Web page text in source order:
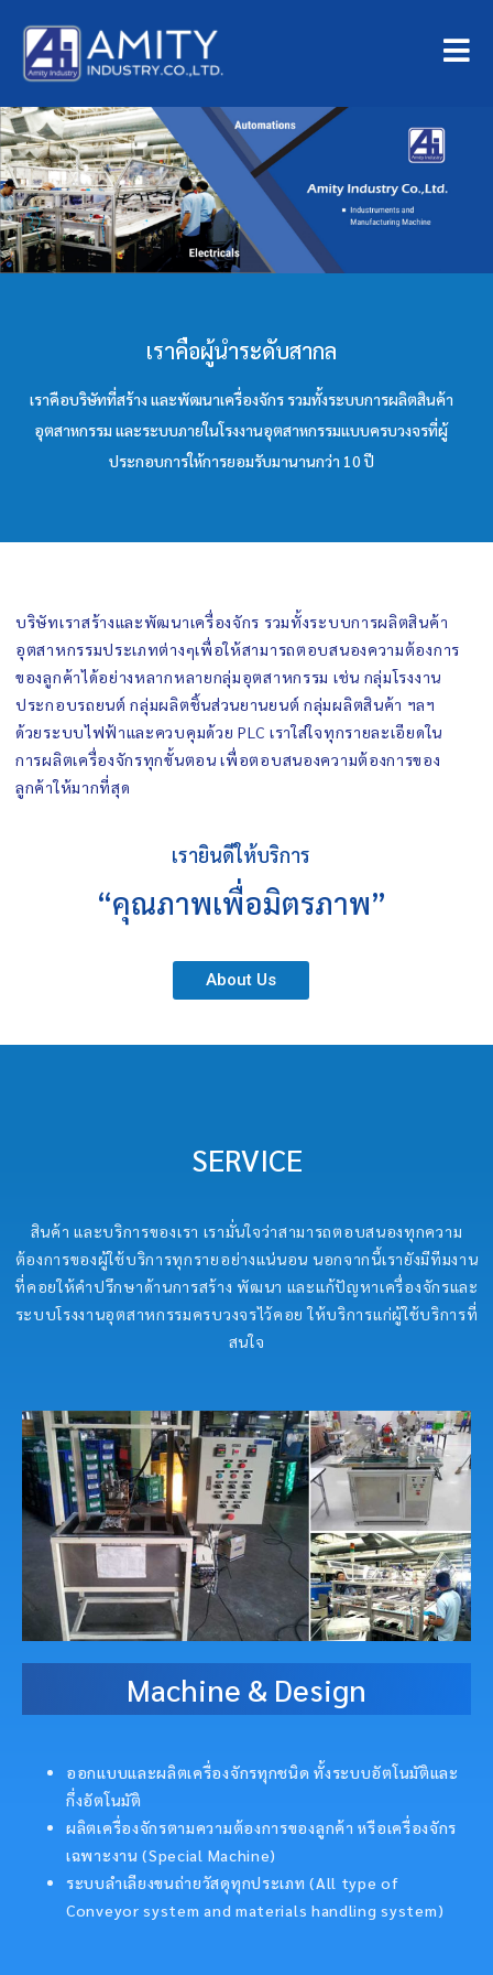
เราคือผู้นำระดับสากล
เราคือบริษัทที่สร้าง และพัฒนาเครื่องจักร รวมทั้งระบบการผลิตสินค้า
อุตสาหกรรม และระบบภายในโรงงานอุตสาหกรรมแบบครบวงจรที่ผู้
ประกอบการให้การยอมรับมานานกว่า 10 ปี
บริษัทเราสร้างและพัฒนาเครื่องจักร รวมทั้งระบบการผลิตสินค้า
อุตสาหกรรมประเภทต่างๆเพื่อให้สามารถตอบสนองความต้องการ
ของลูกค้าได้อย่างหลากหลายกลุ่มอุตสาหกรรม เช่น กลุ่มโรงงาน
ประกอบรถยนต์ กลุ่มผลิตชิ้นส่วนยานยนต์ กลุ่มผลิตสินค้า ฯลฯ
ด้วยระบบไฟฟ้าและควบคุมด้วย PLC เราใส่ใจทุกรายละเอียดใน
การผลิตเครื่องจักรทุกขั้นตอน เพื่อตอบสนองความต้องการของ
ลูกค้าให้มากที่สุด
เรายินดีให้บริการ
“คุณภาพเพื่อมิตรภาพ”
About Us
SERVICE
สินค้า และบริการของเรา เรามั่นใจว่าสามารถตอบสนองทุกความ
ต้องการของผู้ใช้บริการทุกรายอย่างแน่นอน นอกจากนี้เรายังมีทีมงาน
ที่คอยให้คำปรึกษาด้านการสร้าง พัฒนา และแก้ปัญหาเครื่องจักรและ
ระบบโรงงานอุตสาหกรรมครบวงจรไว้คอย ให้บริการแก่ผู้ใช้บริการที่
สนใจ
Machine & Design
ออกแบบและผลิตเครื่องจักรทุกชนิด ทั้งระบบอัตโนมัติและ
กึ่งอัตโนมัติ
ผลิตเครื่องจักรตามความต้องการของลูกค้า หรือเครื่องจักร
เฉพาะงาน (Special Machine)
ระบบลำเลียงขนถ่ายวัสดุทุกประเภท (All type of
Conveyor system and materials handling system)